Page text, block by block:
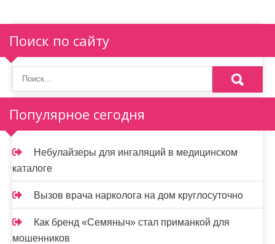
Поиск по сайту
Популярное сегодня
Небулайзеры для ингаляций в медицинском
каталоге
Вызов врача нарколога на дом круглосуточно
Как бренд «Семяныч» стал приманкой для
мошенников